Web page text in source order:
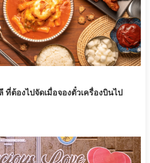
ที่ต้องไปจัดเมื่อจองตั๋วเครื่องบินไป